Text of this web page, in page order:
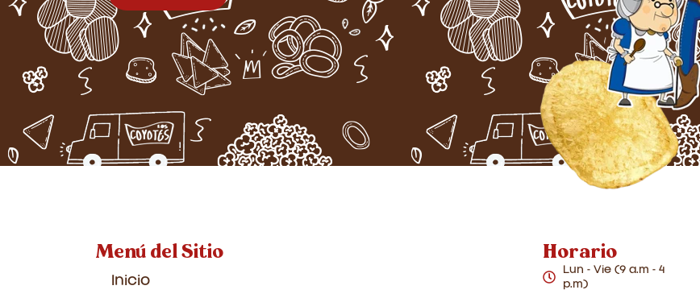
Menú del Sitio
Inicio
Horario
Lun - Vie (9 a.m - 4
p.m)